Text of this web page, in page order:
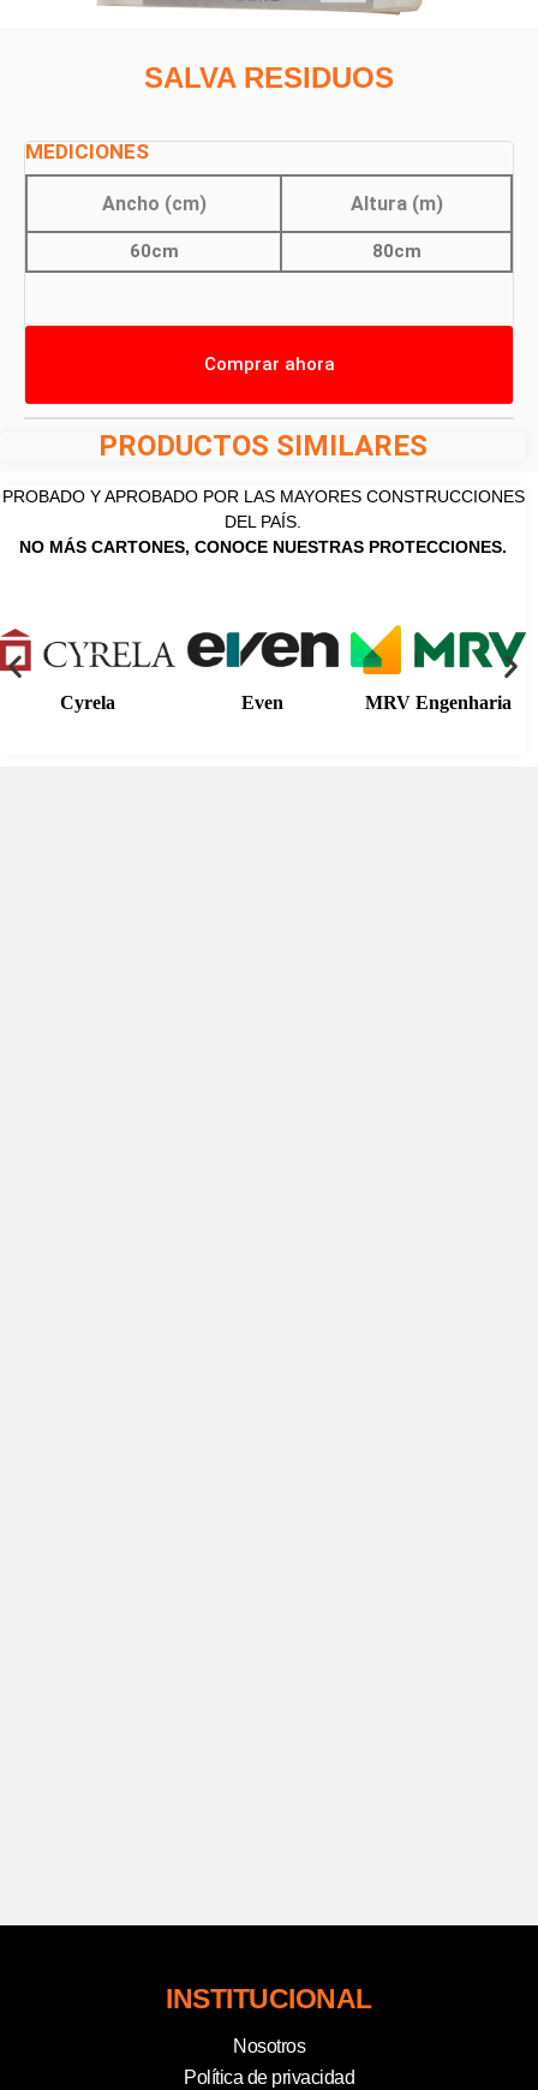
SALVA RESIDUOS
MEDICIONES
Ancho (cm) Altura (m)
60cm 80cm
Comprar ahora
PRODUCTOS SIMILARES
PROBADO Y APROBADO POR LAS MAYORES CONSTRUCCIONES
DEL PAÍS.
NO MÁS CARTONES, CONOCE NUESTRAS PROTECCIONES.
Cyrela Even MRV Engenharia
INSTITUCIONAL
Nosotros
Política de privacidad